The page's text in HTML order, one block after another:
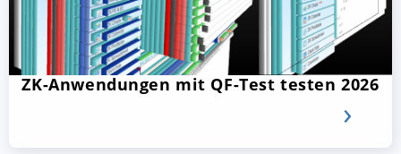
ZK-Anwendungen mit QF-Test testen 2026